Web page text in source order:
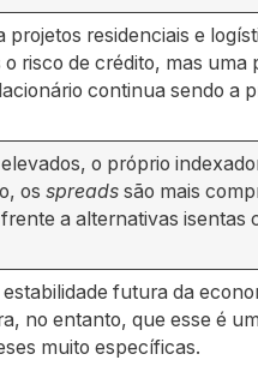
residenciais e
risco de crédito, mas uma
continua sendo a
o próprio
os spreadssão mais
a alternativas isentas
futura da
no entanto, que esse é
muito específicas.